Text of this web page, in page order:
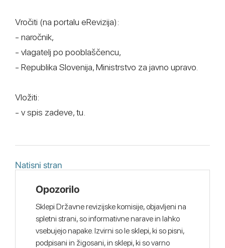
Vročiti (na portalu eRevizija):
- naročnik,
- vlagatelj po pooblaščencu,
- Republika Slovenija, Ministrstvo za javno upravo.
Vložiti:
- v spis zadeve, tu.
Natisni stran
Opozorilo
Sklepi Državne revizijske komisije, objavljeni na
spletni strani, so informativne narave in lahko
vsebujejo napake. Izvirni so le sklepi, ki so pisni,
podpisani in žigosani, in sklepi, ki so varno